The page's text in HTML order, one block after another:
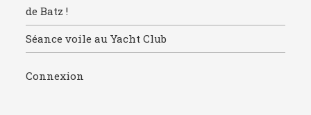
de Batz !
Séance voile au Yacht Club
Connexion